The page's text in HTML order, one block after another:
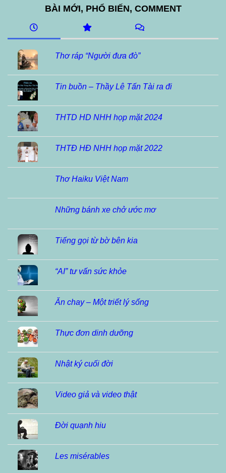
BÀI MỚI, PHỔ BIẾN, COMMENT
Thơ ráp “Người đưa đò”
Tin buồn – Thầy Lê Tấn Tài ra đi
THTD HD NHH họp mặt 2024
THTĐ HĐ NHH họp mặt 2022
Thơ Haiku Việt Nam
Những bánh xe chở ước mơ
Tiếng gọi từ bờ bên kia
“AI” tư vấn sức khỏe
Ăn chay – Một triết lý sống
Thực đơn dinh dưỡng
Nhật ký cuối đời
Video giả và video thật
Đời quạnh hiu
Les misérables